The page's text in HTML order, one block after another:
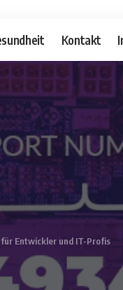
Kontakt
für Entwickler und IT-Profis